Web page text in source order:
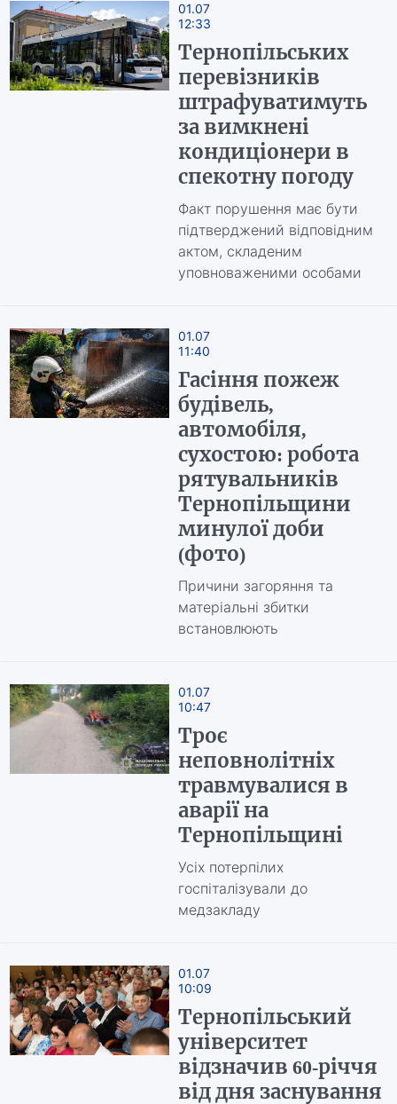
01.07
12:33
Тернопільських
перевізників
штрафуватимуть
за вимкнені
кондиціонери в
спекотну погоду
Факт порушення має бути
підтверджений відповідним
актом, складеним
уповноваженими особами
01.07
11:40
Гасіння пожеж
будівель,
автомобіля,
сухостою: робота
рятувальників
Тернопільщини
минулої доби
(фото)
Причини загоряння та
матеріальні збитки
встановлюють
01.07
10:47
Троє
неповнолітніх
травмувалися в
аварії на
Тернопільщині
Усіх потерпілих
госпіталізували до
медзакладу
01.07
10:09
Тернопільський
університет
відзначив 60-річчя
від дня заснування